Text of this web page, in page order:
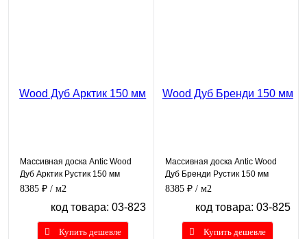
Массивная доска Antic Wood
Дуб Арктик Рустик 150 мм
8385 ₽ / м2
код товара: 03-823
Купить дешевле
Массивная доска Antic Wood
Дуб Бренди Рустик 150 мм
8385 ₽ / м2
код товара: 03-825
Купить дешевле